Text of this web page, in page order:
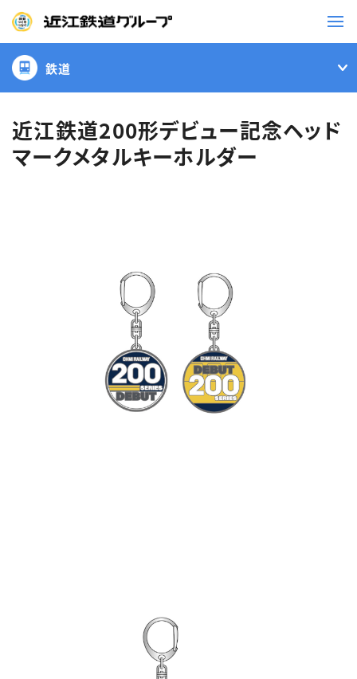
鉄道
バス
事業一覧
企業情報
お問い合わせ一覧
簡体中文 繁体中文
鉄道
近江鉄道200形デビュー記念ヘッド
マークメタルキーホルダー